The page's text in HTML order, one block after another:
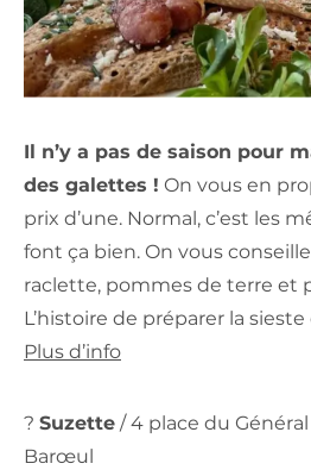
Il n’y a pas de saison pour
des galettes ! On vous en
prix d’une. Normal, c’est les
font ça bien. On vous
raclette, pommes de terre et
L’histoire de préparer la
Plus d’info
? Suzette / 4 place du
Barœul